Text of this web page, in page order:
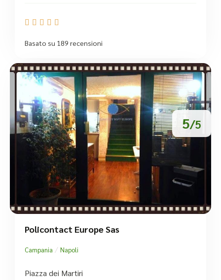
    
Basato su 189 recensioni
5/5
Policontact Europe Sas
Campania / Napoli
Piazza dei Martiri